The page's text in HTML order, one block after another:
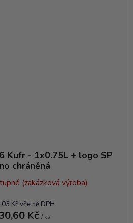
Kufr - 1x0.75L + logo SP
chráněná
(zakázková výroba)
Kč včetně DPH
Kč / ks